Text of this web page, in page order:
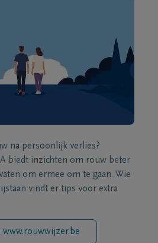
na persoonlijk verlies?
biedt inzichten om rouw beter
om ermee om te gaan. Wie
vindt er tips voor extra
www.rouwwijzer.be